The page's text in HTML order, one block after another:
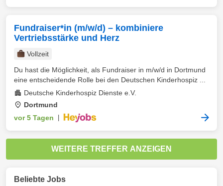
Fundraiser*in (m/w/d) – kombiniere
Vertriebsstärke und Herz
Vollzeit
Du hast die Möglichkeit, als Fundraiser in m/w/d in Dortmund
eine entscheidende Rolle bei den Deutschen Kinderhospiz ...
Deutsche Kinderhospiz Dienste e.V.
Dortmund
vor 5 Tagen
WEITERE TREFFER ANZEIGEN
Beliebte Jobs